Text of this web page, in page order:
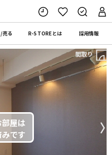
/売る R-STOREとは 採用情報
〉
間取り